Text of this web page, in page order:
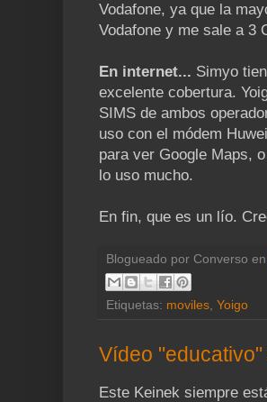
Vodafone, ya que la
Vodafone y me sale a 3
En internet... Simyo
excelente cobertura.
SIMS de ambos
uso con el módem
para ver Google Maps,
lo uso mucho.
En fin, que es un lío.
Blogueado por Converso en
Etiquetas: moviles, Yoigo
Vídeo
Este Keinek siempre